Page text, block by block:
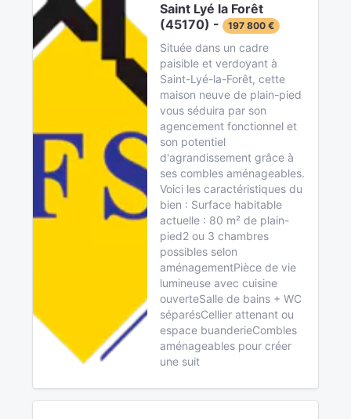
Saint Lyé la Forêt
(45170) -
197 800 €
Située dans un cadre
paisible et verdoyant à
Saint-Lyé-la-Forêt, cette
maison neuve de plain-pied
vous séduira par son
agencement fonctionnel et
son potentiel
d'agrandissement grâce à
ses combles aménageables.
Voici les caractéristiques du
bien : Surface habitable
actuelle : 80 m² de plain-
pied2 ou 3 chambres
possibles selon
aménagementPièce de vie
lumineuse avec cuisine
ouverteSalle de bains + WC
séparésCellier attenant ou
espace buanderieCombles
aménageables pour créer
une suit